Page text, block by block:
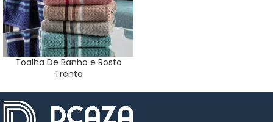
Toalha De Banho e Rosto
Trento